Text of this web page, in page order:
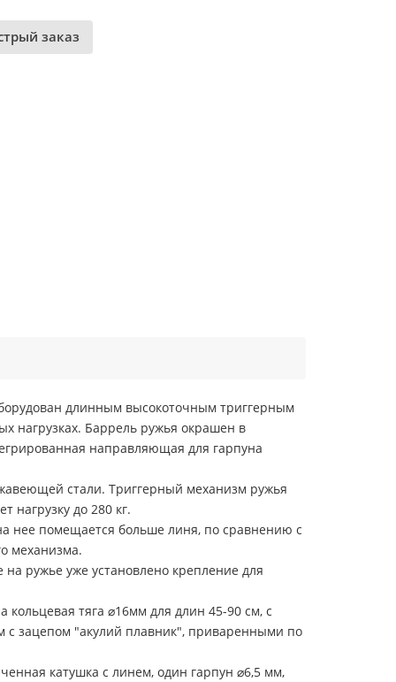
заказ
длинным высокоточным триггерным
нагрузках. Баррель ружья окрашен в
направляющая для гарпуна
стали. Триггерный механизм ружья
нагрузку до 280 кг.
нее помещается больше линя, по сравнению с
механизма.
ружье уже установлено крепление для
тяга ⌀16мм для длин 45-90 см, с
с зацепом "акулий плавник", приваренными по
катушка с линем, один гарпун ⌀6,5 мм,